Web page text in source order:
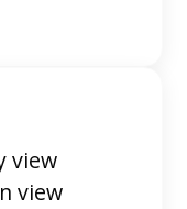
view
view